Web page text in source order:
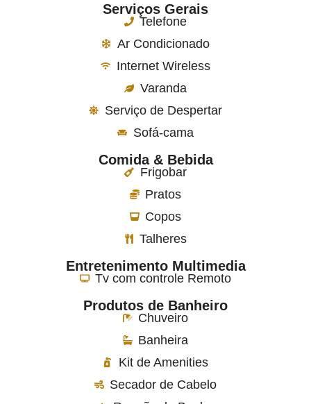
Serviços Gerais
Telefone
Ar Condicionado
Internet Wireless
Varanda
Serviço de Despertar
Sofá-cama
Comida & Bebida
Frigobar
Pratos
Copos
Talheres
Entretenimento Multimedia
Tv com controle Remoto
Produtos de Banheiro
Chuveiro
Banheira
Kit de Amenities
Secador de Cabelo